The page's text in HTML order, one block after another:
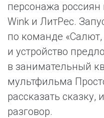
персонажа
Wink и ЛитРес.
по команде
и устройство
в занимательный
мультфильма
рассказать сказку,
разговор.